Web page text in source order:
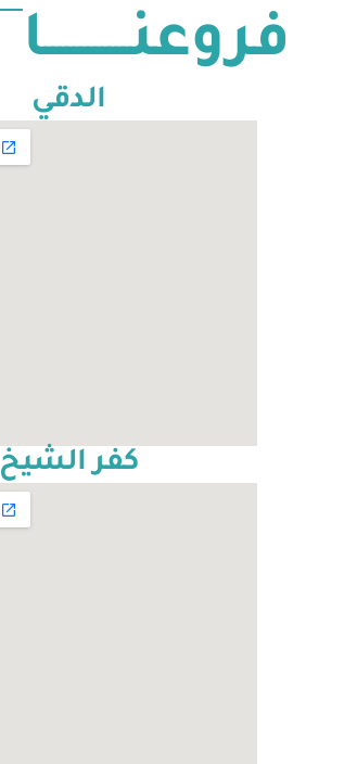
فروعنــــــــــــا
الدقي
كفر الشيخ